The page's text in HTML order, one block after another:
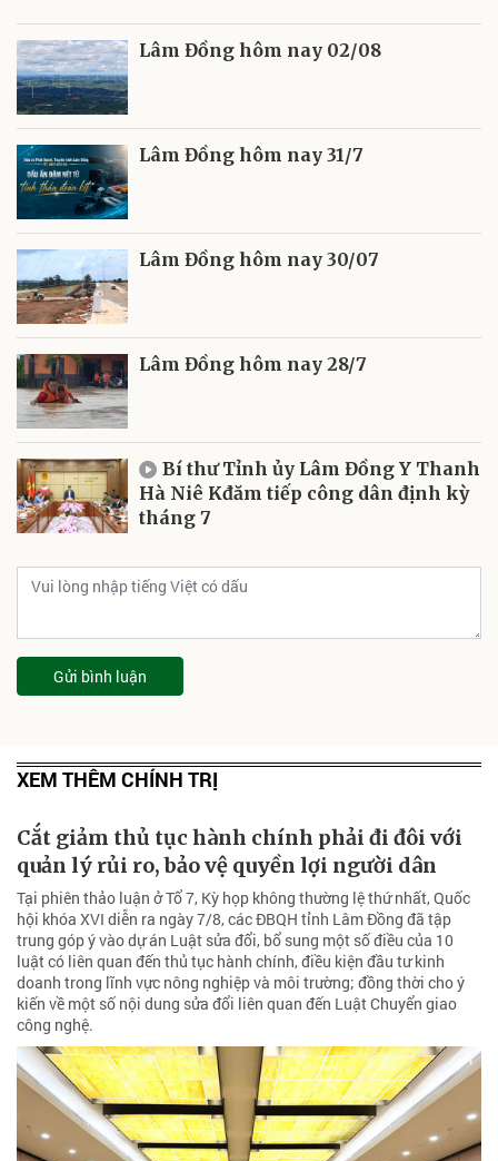
Lâm Đồng hôm nay 02/08
Lâm Đồng hôm nay 31/7
Lâm Đồng hôm nay 30/07
Lâm Đồng hôm nay 28/7
Bí thư Tỉnh ủy Lâm Đồng Y Thanh
Hà Niê Kđăm tiếp công dân định kỳ
tháng 7
Gửi bình luận
XEM THÊM CHÍNH TRỊ
Cắt giảm thủ tục hành chính phải đi đôi với
quản lý rủi ro, bảo vệ quyền lợi người dân
Tại phiên thảo luận ở Tổ 7, Kỳ họp không thường lệ thứ nhất, Quốc
hội khóa XVI diễn ra ngày 7/8, các ĐBQH tỉnh Lâm Đồng đã tập
trung góp ý vào dự án Luật sửa đổi, bổ sung một số điều của 10
luật có liên quan đến thủ tục hành chính, điều kiện đầu tư kinh
doanh trong lĩnh vực nông nghiệp và môi trường; đồng thời cho ý
kiến về một số nội dung sửa đổi liên quan đến Luật Chuyển giao
công nghệ.